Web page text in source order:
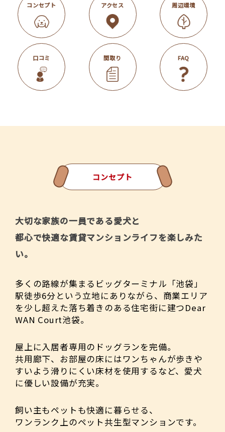
コンセプト アクセス 周辺環境
口コミ 間取り FAQ
コンセプト
大切な家族の一員である愛犬と
都心で快適な賃貸マンションライフを楽しみた
い。
多くの路線が集まるビッグターミナル「池袋」
駅徒歩6分という立地にありながら、商業エリア
を少し超えた落ち着きのある住宅街に建つDear
WAN Court池袋。
屋上に入居者専用のドッグランを完備。
共用廊下、お部屋の床にはワンちゃんが歩きや
すいよう滑りにくい床材を使用するなど、愛犬
に優しい設備が充実。
飼い主もペットも快適に暮らせる、
ワンランク上のペット共生型マンションです。